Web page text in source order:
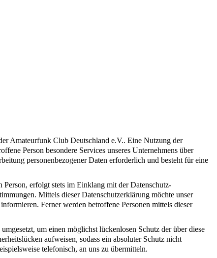
Amateurfunk Club Deutschland e.V.. Eine Nutzung der
Person besondere Services unseres Unternehmens über
personenbezogener Daten erforderlich und besteht für eine
erfolgt stets im Einklang mit der Datenschutz-
Mittels dieser Datenschutzerklärung möchte unser
Ferner werden betroffene Personen mittels dieser
um einen möglichst lückenlosen Schutz der über diese
aufweisen, sodass ein absoluter Schutz nicht
telefonisch, an uns zu übermitteln.